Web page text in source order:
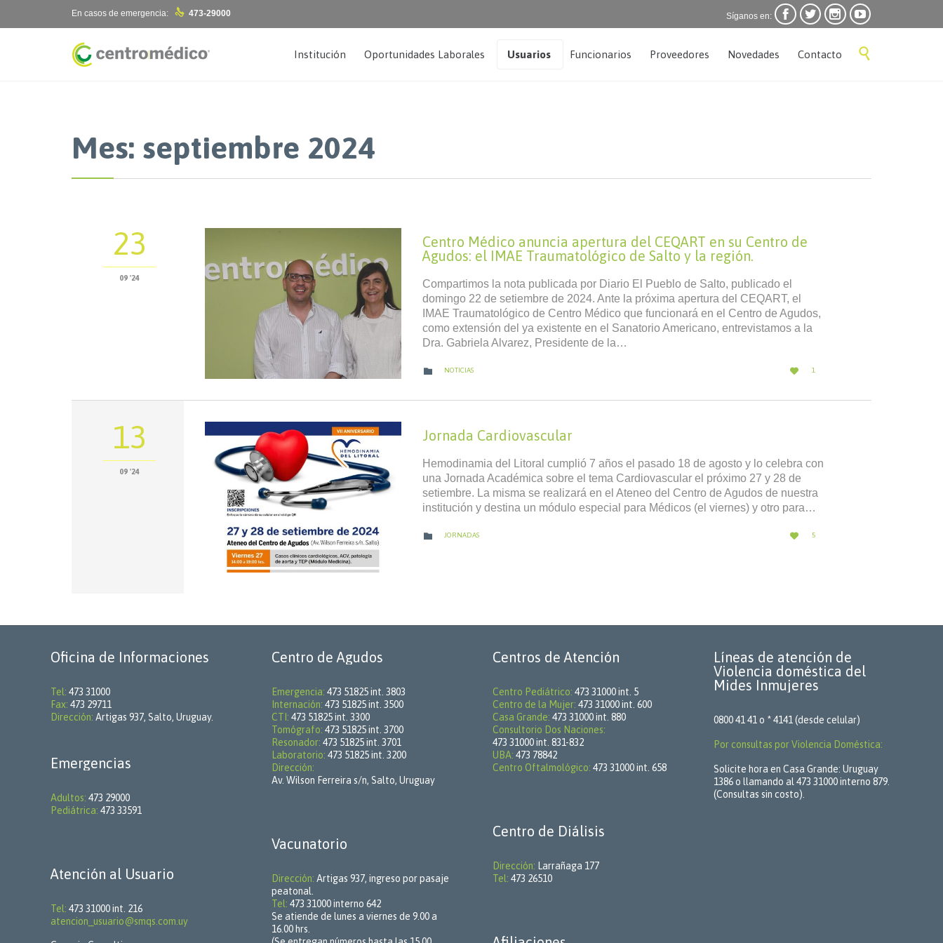
En casos de emergencia:  473-29000 Síganos en:    
Skip
Institución Oportunidades Laborales Usuarios Funcionarios Proveedores Novedades Contacto 
Mes: septiembre 2024
23
09 '24
Centro Médico anuncia apertura del CEQART en su Centro de
Agudos: el IMAE Traumatológico de Salto y la región.
Compartimos la nota publicada por Diario El Pueblo de Salto, publicado el
domingo 22 de setiembre de 2024. Ante la próxima apertura del CEQART, el
IMAE Traumatológico de Centro Médico que funcionará en el Centro de Agudos,
como extensión del ya existente en el Sanatorio Americano, entrevistamos a la
Dra. Gabriela Alvarez, Presidente de la…
 CATEGORY
NOTICIAS 
LOVE
1
13
09 '24
Jornada Cardiovascular
Hemodinamia del Litoral cumplió 7 años el pasado 18 de agosto y lo celebra con
una Jornada Académica sobre el tema Cardiovascular el próximo 27 y 28 de
setiembre. La misma se realizará en el Ateneo del Centro de Agudos de nuestra
institución y destina un módulo especial para Médicos (el viernes) y otro para…
 CATEGORY
JORNADAS 
LOVE
5
Oficina de Informaciones
Tel: 473 31000
Fax: 473 29711
Dirección: Artigas 937, Salto, Uruguay.
Emergencias
Adultos: 473 29000
Pediátrica: 473 33591
Atención al Usuario
Tel: 473 31000 int. 216
atencion_usuario@smqs.com.uy
Centro de Agudos
Emergencia: 473 51825 int. 3803
Internación: 473 51825 int. 3500
CTI: 473 51825 int. 3300
Tomógrafo: 473 51825 int. 3700
Resonador: 473 51825 int. 3701
Laboratorio: 473 51825 int. 3200
Dirección:
Av. Wilson Ferreira s/n, Salto, Uruguay
Vacunatorio
Dirección: Artigas 937, ingreso por pasaje
peatonal.
Tel: 473 31000 interno 642
Se atiende de lunes a viernes de 9.00 a
16.00 hrs.
Centros de Atención
Centro Pediátrico: 473 31000 int. 5
Centro de la Mujer: 473 31000 int. 600
Casa Grande: 473 31000 int. 880
Consultorio Dos Naciones:
473 31000 int. 831-832
UBA: 473 78842
Centro Oftalmológico: 473 31000 int. 658
Centro de Diálisis
Dirección: Larrañaga 177
Tel: 473 26510
Líneas de atención de
Violencia doméstica del
Mides Inmujeres
0800 41 41 o * 4141 (desde celular)
Por consultas por Violencia Doméstica:
Solicite hora en Casa Grande: Uruguay
1386 o llamando al 473 31000 interno 879.
(Consultas sin costo).